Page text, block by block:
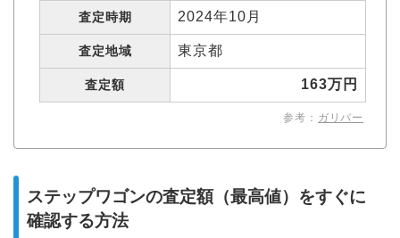
査定時期 2024年10月
査定地域 東京都
査定額 163万円
参考： ガリバー
ステップワゴンの査定額（最高値）をすぐに
確認する方法